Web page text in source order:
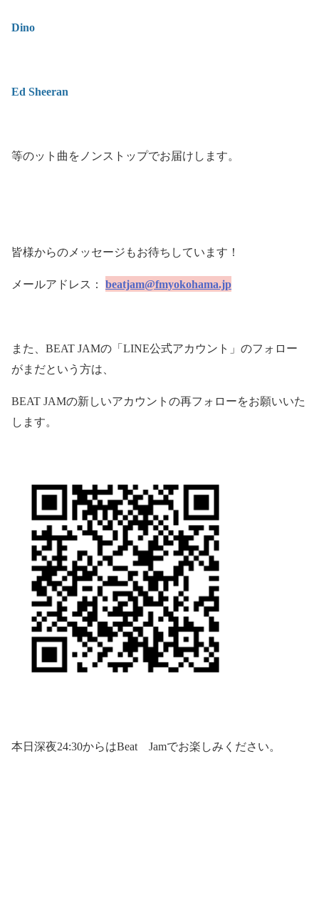
Dino
Ed Sheeran
等のット曲をノンストップでお届けします。
皆様からのメッセージもお待ちしています！
メールアドレス： beatjam@fmyokohama.jp
また、 BEAT JAMの「 LINE公式アカウント」のフォロー
がまだという方は、
BEAT JAMの新しいアカウントの再フォローをお願いいた
します。
本日深夜24:30からはBeat Jamでお楽しみください。